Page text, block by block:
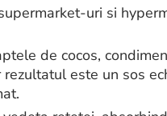
uri si
de cocos,
rezultatul este un sos